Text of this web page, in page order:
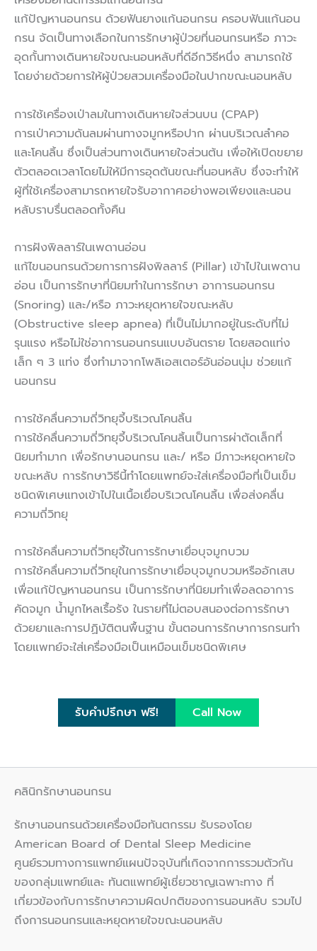
แก้ปัญหานอนกรน ด้วยฟันยางแก้นอนกรน ครอบฟันแก้นอน
กรน จัดเป็นทางเลือกในการรักษาผู้ป่วยที่นอนกรนหรือ ภาวะ
อุดกั้นทางเดินหายใจขณะนอนหลับที่ดีอีกวิธีหนึ่ง สามารถใช้
โดยง่ายด้วยการให้ผู้ป่วยสวมเครื่องมือในปากขณะนอนหลับ
การใช้เครื่องเป่าลมในทางเดินหายใจส่วนบน (CPAP)
การเป่าความดันลมผ่านทางจมูกหรือปาก ผ่านบริเวณลำคอ
และโคนลิ้น ซึ่งเป็นส่วนทางเดินหายใจส่วนต้น เพื่อให้เปิดขยาย
ตัวตลอดเวลาโดยไม่ให้มีการอุดตันขณะที่นอนหลับ ซึ่งจะทำให้
ผู้ที่ใช้เครื่องสามารถหายใจรับอากาศอย่างพอเพียงและนอน
หลับราบรื่นตลอดทั้งคืน
การฝังพิลลาร์ในเพดานอ่อน
แก้ไขนอนกรนด้วยการการฝังพิลลาร์ (Pillar) เข้าไปในเพดาน
อ่อน เป็นการรักษาที่นิยมทำในการรักษา อาการนอนกรน
(Snoring) และ/หรือ ภาวะหยุดหายใจขณะหลับ
(Obstructive sleep apnea) ที่เป็นไม่มากอยู่ในระดับที่ไม่
รุนแรง หรือไม่ใช่อาการนอนกรนแบบอันตราย โดยสอดแท่ง
เล็ก ๆ 3 แท่ง ซึ่งทำมาจากโพลิเอสเตอร์อันอ่อนนุ่ม ช่วยแก้
นอนกรน
การใช้คลื่นความถี่วิทยุจี้บริเวณโคนลิ้น
การใช้คลื่นความถี่วิทยุจี้บริเวณโคนลิ้นเป็นการผ่าตัดเล็กที่
นิยมทำมาก เพื่อรักษานอนกรน และ/ หรือ มีภาวะหยุดหายใจ
ขณะหลับ การรักษาวิธีนี้ทำโดยแพทย์จะใส่เครื่องมือที่เป็นเข็ม
ชนิดพิเศษแทงเข้าไปในเนื้อเยื่อบริเวณโคนลิ้น เพื่อส่งคลื่น
ความถี่วิทยุ
การใช้คลื่นความถี่วิทยุจี้ในการรักษาเยื่อบุจมูกบวม
การใช้คลื่นความถี่วิทยุในการรักษาเยื่อบุจมูกบวมหรืออักเสบ
เพื่อแก้ปัญหานอนกรน เป็นการรักษาที่นิยมทำเพื่อลดอาการ
คัดจมูก น้ำมูกไหลเรื้อรัง ในรายที่ไม่ตอบสนองต่อการรักษา
ด้วยยาและการปฏิบัติตนพื้นฐาน ขั้นตอนการรักษาการกรนทำ
โดยแพทย์จะใส่เครื่องมือเป็นเหมือนเข็มชนิดพิเศษ
รับคำปรึกษา ฟรี! Call Now
คลินิกรักษานอนกรน
รักษานอนกรนด้วยเครื่องมือทันตกรรม รับรองโดย
American Board of Dental Sleep Medicine
ศูนย์รวมทางการแพทย์แผนปัจจุบันที่เกิดจากการรวมตัวกัน
ของกลุ่มแพทย์และ ทันตแพทย์ผู้เชี่ยวชาญเฉพาะทาง ที่
เกี่ยวข้องกับการรักษาความผิดปกติของการนอนหลับ รวมไป
ถึงการนอนกรนและหยุดหายใจขณะนอนหลับ